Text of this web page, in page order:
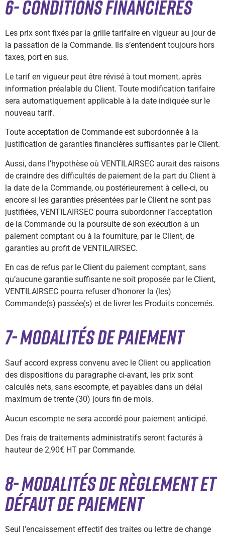
6- CONDITIONS FINANCIÈRES
Les prix sont fixés par la grille tarifaire en vigueur au jour de
la passation de la Commande. Ils s’entendent toujours hors
taxes, port en sus.
Le tarif en vigueur peut être révisé à tout moment, après
information préalable du Client. Toute modification tarifaire
sera automatiquement applicable à la date indiquée sur le
nouveau tarif.
Toute acceptation de Commande est subordonnée à la
justification de garanties financières suffisantes par le Client.
Aussi, dans l’hypothèse où VENTILAIRSEC aurait des raisons
de craindre des difficultés de paiement de la part du Client à
la date de la Commande, ou postérieurement à celle-ci, ou
encore si les garanties présentées par le Client ne sont pas
justifiées, VENTILAIRSEC pourra subordonner l’acceptation
de la Commande ou la poursuite de son exécution à un
paiement comptant ou à la fourniture, par le Client, de
garanties au profit de VENTILAIRSEC.
En cas de refus par le Client du paiement comptant, sans
qu’aucune garantie suffisante ne soit proposée par le Client,
VENTILAIRSEC pourra refuser d’honorer la (les)
Commande(s) passée(s) et de livrer les Produits concernés.
7- MODALITÉS DE PAIEMENT
Sauf accord express convenu avec le Client ou application
des dispositions du paragraphe ci-avant, les prix sont
calculés nets, sans escompte, et payables dans un délai
maximum de trente (30) jours fin de mois.
Aucun escompte ne sera accordé pour paiement anticipé.
Des frais de traitements administratifs seront facturés à
hauteur de 2,90€ HT par Commande.
8- MODALITÉS DE RÈGLEMENT ET
DÉFAUT DE PAIEMENT
Seul l’encaissement effectif des traites ou lettre de change